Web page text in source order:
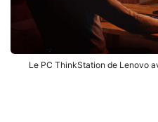
Le PC ThinkStation de Lenovo